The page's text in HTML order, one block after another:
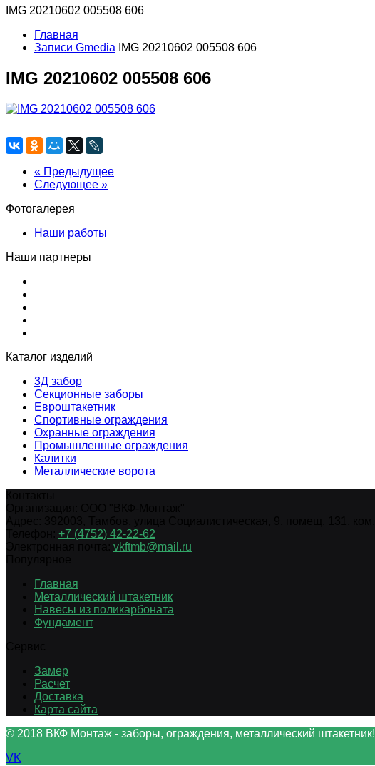
IMG 20210602 005508 606
Главная
Записи Gmedia
IMG 20210602 005508 606
IMG 20210602 005508 606
« Предыдущее
Следующее »
Фотогалерея
Наши работы
Наши партнеры
Каталог изделий
3Д забор
Секционные заборы
Евроштакетник
Спортивные ограждения
Охранные ограждения
Промышленные ограждения
Калитки
Металлические ворота
+7 (4752) 42-22-62
vkftmb@mail.ru
Главная
Металлический штакетник
Навесы из поликарбоната
Фундамент
Замер
Расчет
Доставка
Карта сайта
© 2018 ВКФ Монтаж - заборы, ограждения, металлический штакетник!
VK